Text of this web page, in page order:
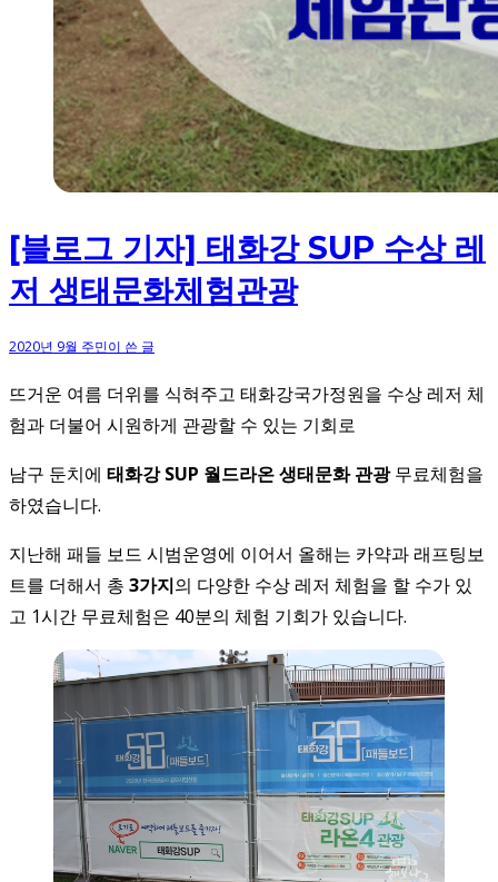
[블로그 기자] 태화강 SUP 수상 레
저 생태문화체험관광
2020년 9월 주민이 쓴 글
뜨거운 여름 더위를 식혀주고 태화강국가정원을 수상 레저 체
험과 더불어 시원하게 관광할 수 있는 기회로
남구 둔치에 태화강 SUP 월드라온 생태문화 관광무료체험을
하였습니다.​
​지난해 패들 보드 시범운영에 이어서 올해는 카약과 래프팅보
트를 더해서 총 3가지의 다양한 수상 레저 체험을 할 수가 있
고 1시간 무료체험은 40분의 체험 기회가 있습니다.​